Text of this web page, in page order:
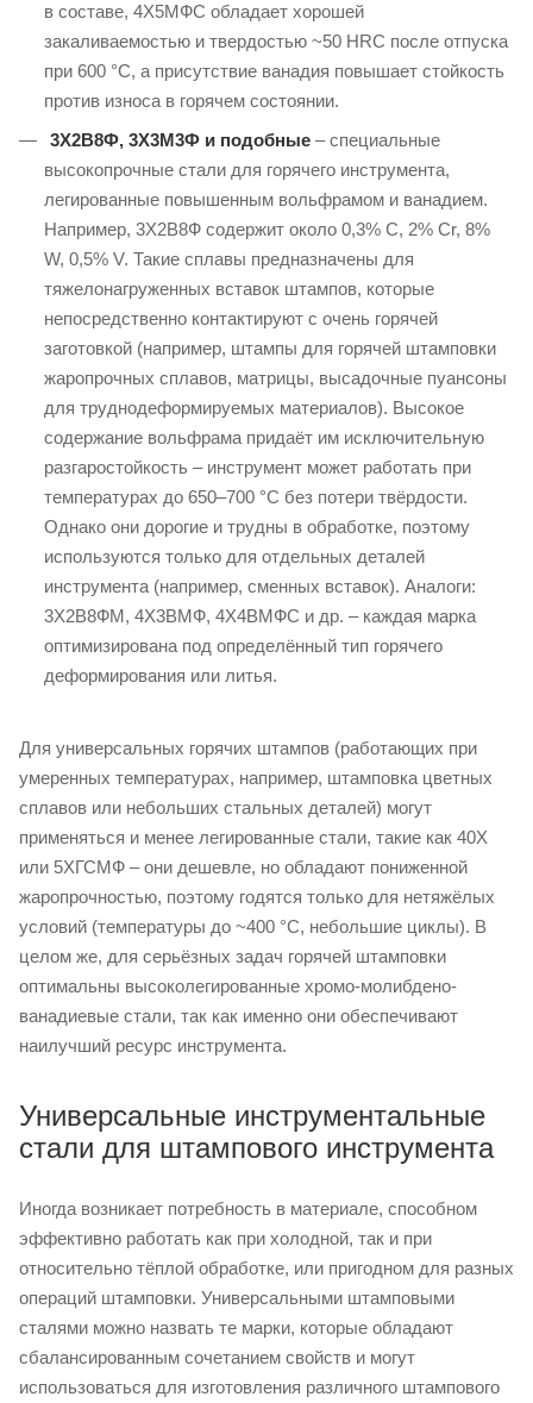
в составе, 4Х5МФС обладает хорошей
закаливаемостью и твердостью ~50 HRC после отпуска
при 600 °C, а присутствие ванадия повышает стойкость
против износа в горячем состоянии.
3Х2В8Ф, 3Х3М3Ф и подобные – специальные
высокопрочные стали для горячего инструмента,
легированные повышенным вольфрамом и ванадием.
Например, 3Х2В8Ф содержит около 0,3% C, 2% Cr, 8%
W, 0,5% V. Такие сплавы предназначены для
тяжелонагруженных вставок штампов, которые
непосредственно контактируют с очень горячей
заготовкой (например, штампы для горячей штамповки
жаропрочных сплавов, матрицы, высадочные пуансоны
для труднодеформируемых материалов). Высокое
содержание вольфрама придаёт им исключительную
разгаростойкость – инструмент может работать при
температурах до 650–700 °C без потери твёрдости.
Однако они дорогие и трудны в обработке, поэтому
используются только для отдельных деталей
инструмента (например, сменных вставок). Аналоги:
3Х2В8ФМ, 4Х3ВМФ, 4Х4ВМФС и др. – каждая марка
оптимизирована под определённый тип горячего
деформирования или литья.
Для универсальных горячих штампов (работающих при
умеренных температурах, например, штамповка цветных
сплавов или небольших стальных деталей) могут
применяться и менее легированные стали, такие как 40Х
или 5ХГСМФ – они дешевле, но обладают пониженной
жаропрочностью, поэтому годятся только для нетяжёлых
условий (температуры до ~400 °C, небольшие циклы). В
целом же, для серьёзных задач горячей штамповки
оптимальны высоколегированные хромо-молибдено-
ванадиевые стали, так как именно они обеспечивают
наилучший ресурс инструмента.
Универсальные инструментальные
стали для штампового инструмента
Иногда возникает потребность в материале, способном
эффективно работать как при холодной, так и при
относительно тёплой обработке, или пригодном для разных
операций штамповки. Универсальными штамповыми
сталями можно назвать те марки, которые обладают
сбалансированным сочетанием свойств и могут
использоваться для изготовления различного штампового